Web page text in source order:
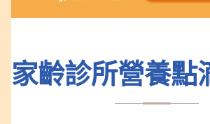
家齡診所營養點